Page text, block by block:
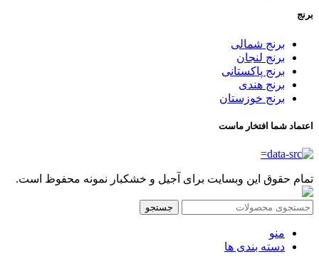
برنج
برنج شمالی
برنج لنجان
برنج پاکستانی
برنج هندی
برنج خوزستان
اعتماد شما افتخار ماست
تمام حقوق این وبسایت برای آجیل و خشکبار نمونه محفوظ است.
جستجو
منو
دسته بندی ها